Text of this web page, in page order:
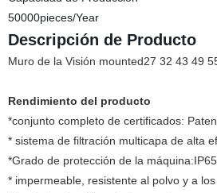
50000pieces/Year
Descripción de Producto
Muro de la Visión mounted27 32 43 49
Rendimiento del producto
*conjunto completo de certificados:
* sistema de filtración multicapa de alta
*Grado de protección de la máquina:IP65
*impermeable, resistente al polvo y a